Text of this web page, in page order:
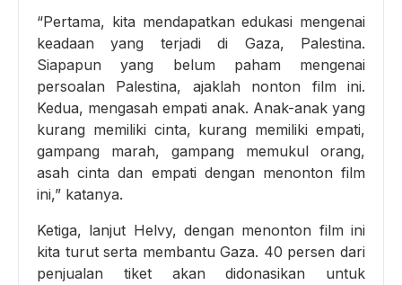
“Pertama, kita mendapatkan edukasi mengenai
keadaan yang terjadi di Gaza, Palestina.
Siapapun yang belum paham mengenai
persoalan Palestina, ajaklah nonton film ini.
Kedua, mengasah empati anak. Anak-anak yang
kurang memiliki cinta, kurang memiliki empati,
gampang marah, gampang memukul orang,
asah cinta dan empati dengan menonton film
ini,” katanya.
Ketiga, lanjut Helvy, dengan menonton film ini
kita turut serta membantu Gaza. 40 persen dari
penjualan tiket akan didonasikan untuk